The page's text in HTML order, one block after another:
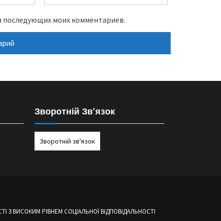
последующих моих комментариев.
Зворотній Зв’язок
Зворотній зв'язок
З ВИСОКИМ РІВНЕМ СОЦІАЛЬНОЇ ВІДПОВІДАЛЬНОСТІ